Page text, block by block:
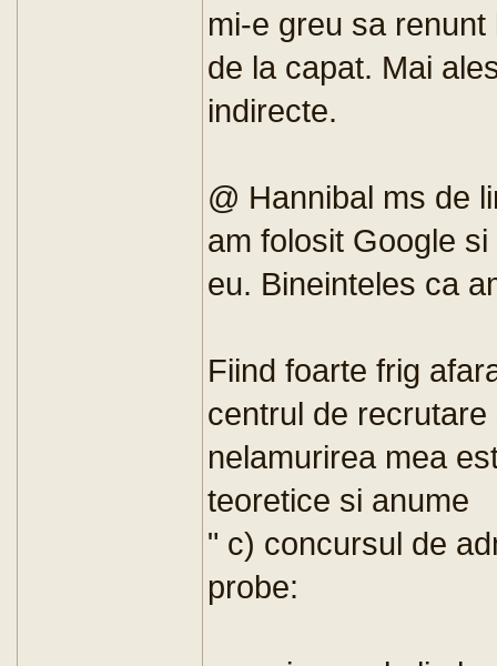
mi-e greu sa
de la capat. Mai
indirecte.
@ Hannibal ms de
am folosit Google
eu. Bineinteles ca
Fiind foarte frig
centrul de
nelamurirea mea
teoretice si anume
" c) concursul de
probe: